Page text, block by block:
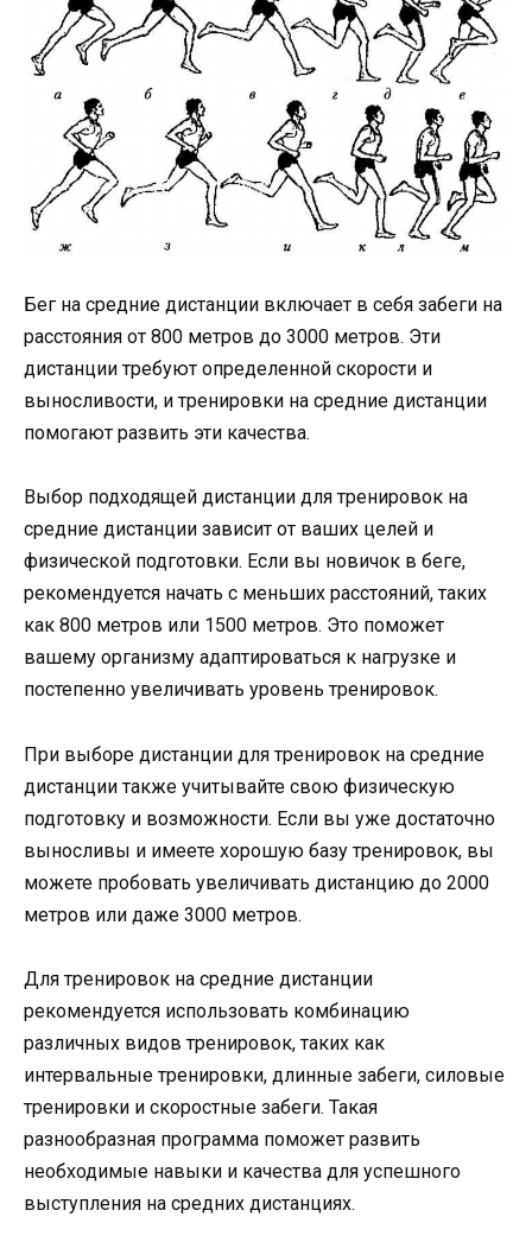
Бег на средние дистанции включает в себя забеги на
расстояния от 800 метров до 3000 метров. Эти
дистанции требуют определенной скорости и
выносливости, и тренировки на средние дистанции
помогают развить эти качества.
Выбор подходящей дистанции для тренировок на
средние дистанции зависит от ваших целей и
физической подготовки. Если вы новичок в беге,
рекомендуется начать с меньших расстояний, таких
как 800 метров или 1500 метров. Это поможет
вашему организму адаптироваться к нагрузке и
постепенно увеличивать уровень тренировок.
При выборе дистанции для тренировок на средние
дистанции также учитывайте свою физическую
подготовку и возможности. Если вы уже достаточно
выносливы и имеете хорошую базу тренировок, вы
можете пробовать увеличивать дистанцию до 2000
метров или даже 3000 метров.
Для тренировок на средние дистанции
рекомендуется использовать комбинацию
различных видов тренировок, таких как
интервальные тренировки, длинные забеги, силовые
тренировки и скоростные забеги. Такая
разнообразная программа поможет развить
необходимые навыки и качества для успешного
выступления на средних дистанциях.